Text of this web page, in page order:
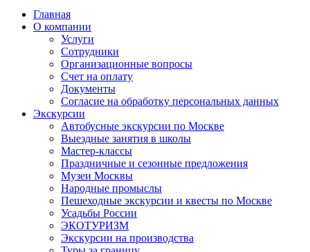
Главная
О компании
Услуги
Сотрудники
Организационные вопросы
Счет на оплату
Документы
Согласие на обработку персональных данных
Экскурсии
Автобусные экскурсии по Москве
Выездные занятия в школы
Мастер-классы
Праздничные и сезонные предложения
Музеи Москвы
Народные промыслы
Пешеходные экскурсии и квесты по Москве
Усадьбы России
ЭКОТУРИЗМ
Экскурсии на производства